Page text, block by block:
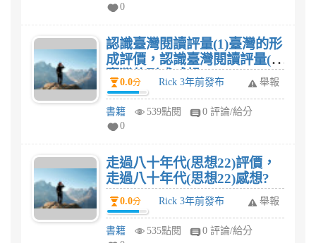
0
認識臺灣閱讀評量(1)臺灣的形
成評價，認識臺灣閱讀評量(1)
臺灣的形成感想?
0.0分 Rick 3年前發布 舉報
書籍 539點閱
0 評論/給分
0
走過八十年代(思想22)評價，
走過八十年代(思想22)感想?
0.0分 Rick 3年前發布 舉報
書籍 535點閱
0 評論/給分